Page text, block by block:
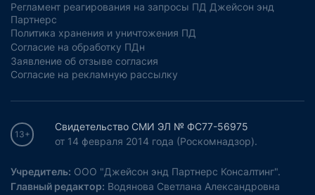
Регламент реагирования на запросы ПД Джейсон энд
Партнерс
Политика хранения и уничтожения ПД
Согласие на обработку ПДн
Заявление об отзыве согласия
Согласие на рекламную рассылку
13+
Свидетельство СМИ ЭЛ № ФС77-56975
от 14 февраля 2014 года (Роскомнадзор).
Учредитель: ООО "Джейсон энд Партнерс Консалтинг".
Главный редактор: Водянова Светлана Александровна